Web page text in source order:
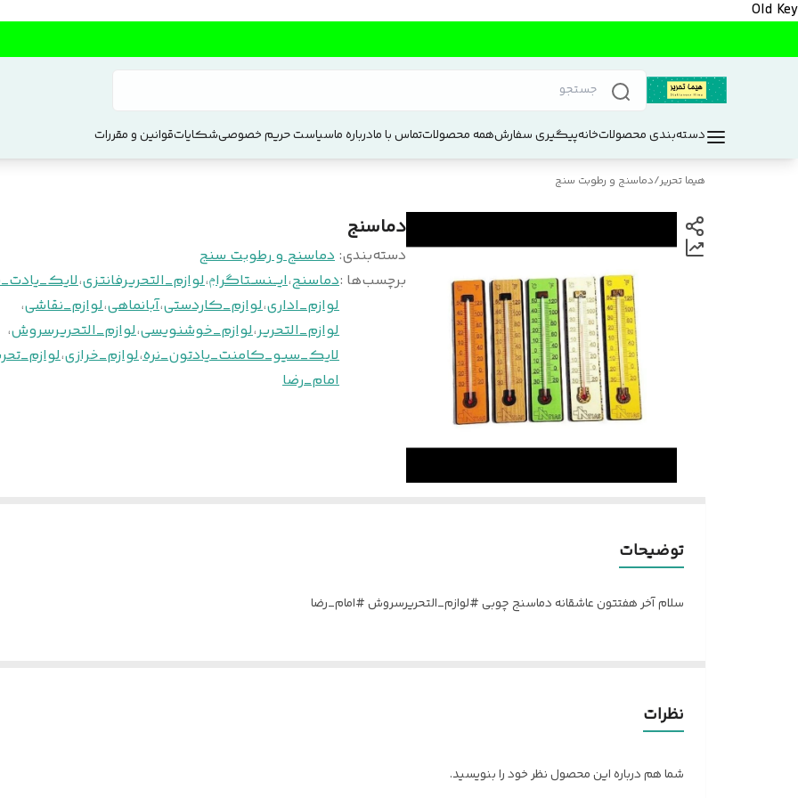
Old Key
دسته‌بندی محصولاتخانهپیگیری سفارشهمه محصولاتتماس با مادرباره ماسیاست حریم خصوصیشکایاتقوانین و مقررات
هیما تحریر/دماسنج و رطوبت سنج
دماسنج
دسته‌بندی: دماسنج و رطوبت سنج
برچسب‌ها :دماسنج،ایـــنســتاگراݦ،لوازم_التحریرفانتزی،
لوازم_اداری،لوازم_کاردستی،آبانماهی،لوازم_نقاشی،
لوازم_التحریر،لوازم_خوشنویسی،لوازم_التحریرسروش،
لایک_سیو_کامنت_یادتون_نره،لوازم_خرازی،
امام_رضا
توضیحات
سلام آخر هفتتون عاشقانه دماسنج چوبی #لوازم_التحریرسروش #امام_رضا
نظرات
شما هم درباره این محصول نظر خود را بنویسید.